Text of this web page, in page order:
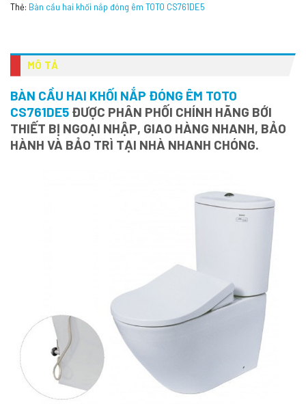
Thẻ: Bàn cầu hai khối nắp đóng êm TOTO CS761DE5
MÔ TẢ
BÀN CẦU HAI KHỐI NẮP ĐÓNG ÊM TOTO
CS761DE5 ĐƯỢC PHÂN PHỐI CHÍNH HÃNG BỚI
THIẾT BỊ NGOẠI NHẬP, GIAO HÀNG NHANH, BẢO
HÀNH VÀ BẢO TRÌ TẠI NHÀ NHANH CHÓNG.